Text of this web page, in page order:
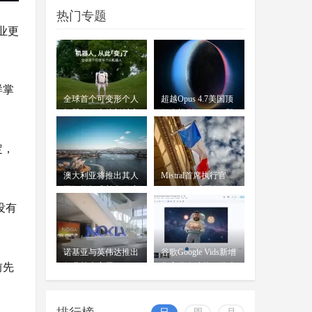
更
掌
有
先
07-17
07-17
wangjing
OpenAI前女CTO创业发布首款
AI模型：借鉴中
穆拉蒂凤凰网科技讯 北京时间7月
16日，据《华尔街日报》报道，
OpenAI前首席技术官米拉
热门专题
全球首个可变形个人
元T1
超越Opus 4.7美国顶
将发
澳大利亚将推出其人
内设
Mistral首席执行官
电力
诺基亚与英伟达推出
RAN平台
谷歌Google Vids新增
可